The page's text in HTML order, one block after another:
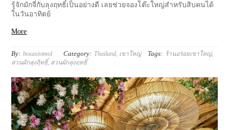
รู้จักมักจี่กับลุงฤทธิ์เป็นอย่างดี เลยช่วยจองโต๊ะใหญ่สำหรับสิบคนได้
ในวันอาทิตย์
More
By: bosasivimol Category: Thailand, เขาใหญ่ Tags: ร้านอร่อยเขาใหญ่,
สวนผักลุงฤิทธิ์, สวนผักลุงฤทธิ์